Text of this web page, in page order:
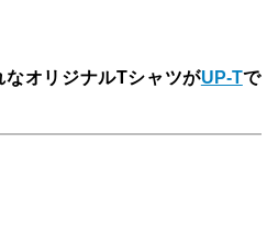
オリジナルTシャツがUP-Tで